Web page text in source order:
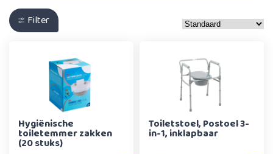
Filter
Hygiënische
toiletemmer zakken
(20 stuks)
Toiletstoel, Postoel 3-
in-1, inklapbaar